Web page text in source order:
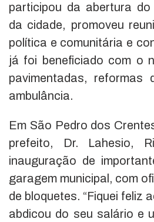
participou da abertura
da cidade, promoveu
política e comunitária e
já foi beneficiado com o
pavimentadas, reformas
ambulância.
Em São Pedro dos
prefeito, Dr. Lahesio,
inauguração de
garagem municipal, com
de bloquetes. “Fiquei feliz
abdicou do seu salário e